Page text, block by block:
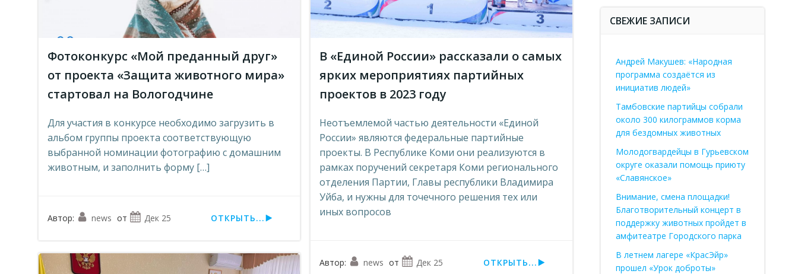
Фотоконкурс «Мой преданный друг»
от проекта «Защита животного мира»
стартовал на Вологодчине
Для участия в конкурсе необходимо загрузить в
альбом группы проекта соответствующую
выбранной номинации фотографию с домашним
животным, и заполнить форму […]
Автор: news от Дек 25 ОТКРЫТЬ...
В «Единой России» рассказали о самых
ярких мероприятиях партийных
проектов в 2023 году
Неотъемлемой частью деятельности «Единой
России» являются федеральные партийные
проекты. В Республике Коми они реализуются в
рамках поручений секретаря Коми регионального
отделения Партии, Главы республики Владимира
Уйба, и нужны для точечного решения тех или
иных вопросов
Автор: news от Дек 25 ОТКРЫТЬ...
СВЕЖИЕ ЗАПИСИ
Андрей Макушев: «Народная
программа создаётся из
инициатив людей»
Тамбовские партийцы собрали
около 300 килограммов корма
для бездомных животных
Молодогвардейцы в Гурьевском
округе оказали помощь приюту
«Славянское»
Внимание, смена площадки!
Благотворительный концерт в
поддержку животных пройдет в
амфитеатре Городского парка
В летнем лагере «КрасЭйр»
прошел «Урок доброты»